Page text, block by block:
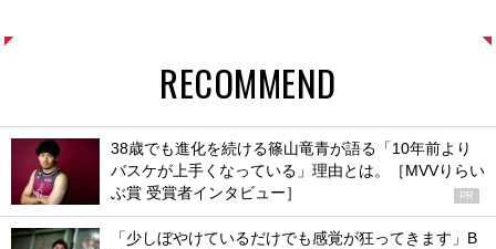
RECOMMEND
38歳でも進化を続ける篠山竜青が語る「10年前より
バスケが上手くなっている」理由とは。［MVVりらい
ぶ賞 受賞者インタビュー］
PR
「少しぼやけているだけでも感覚が狂ってきます」B